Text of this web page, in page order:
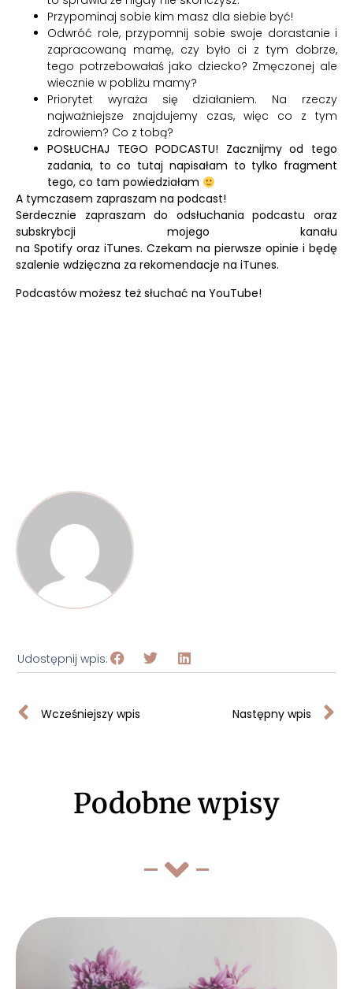
Przypominaj sobie kim masz dla siebie być!
Odwróć role, przypomnij sobie swoje dorastanie i
zapracowaną mamę, czy było ci z tym dobrze,
tego potrzebowałaś jako dziecko? Zmęczonej ale
wiecznie w pobliżu mamy?
Priorytet wyraża się działaniem. Na rzeczy
najważniejsze znajdujemy czas, więc co z tym
zdrowiem? Co z tobą?
POSŁUCHAJ TEGO PODCASTU! Zacznijmy od tego
zadania, to co tutaj napisałam to tylko fragment
tego, co tam powiedziałam
A tymczasem zapraszam na podcast!
Serdecznie zapraszam do odsłuchania podcastu oraz
subskrybcji mojego kanału
na Spotify oraz iTunes. Czekam na pierwsze opinie i będę
szalenie wdzięczna za rekomendacje na iTunes.
Podcastów możesz też słuchać na YouTube!
Udostępnij wpis:
Wcześniejszy wpis Następny wpis
Podobne wpisy